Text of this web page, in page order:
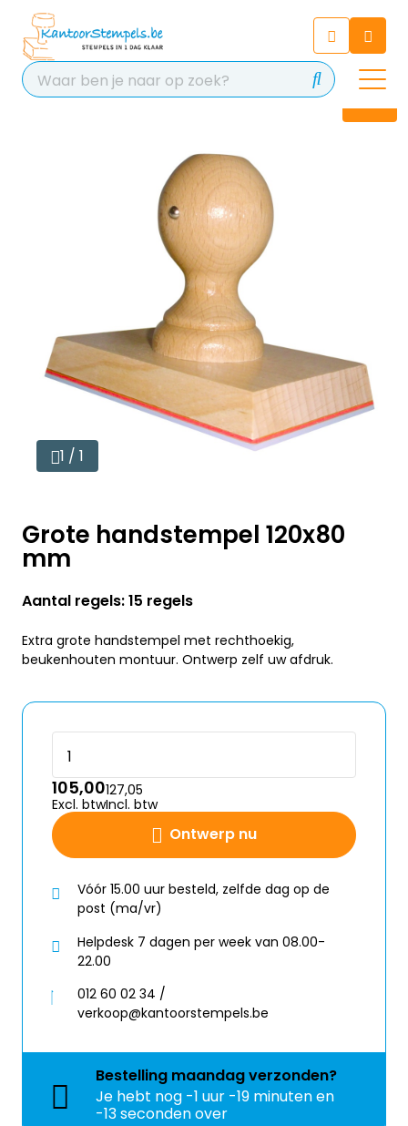
Chat 24/7 met onze chatbot
voor hulp
Contact
1 / 1
Grote handstempel 120x80
mm
Aantal regels: 15 regels
Extra grote handstempel met rechthoekig,
beukenhouten montuur. Ontwerp zelf uw afdruk.
Ontwerp nu
105,00
Excl. btw
127,05
Incl. btw
Vóór 15.00 uur besteld, zelfde dag op de
post (ma/vr)
Helpdesk 7 dagen per week van 08.00-
22.00
012 60 02 34 /
verkoop@kantoorstempels.be
Bestelling maandagverzonden?
Je hebt nog -1 uur -19 minuten en
-13 seconden over